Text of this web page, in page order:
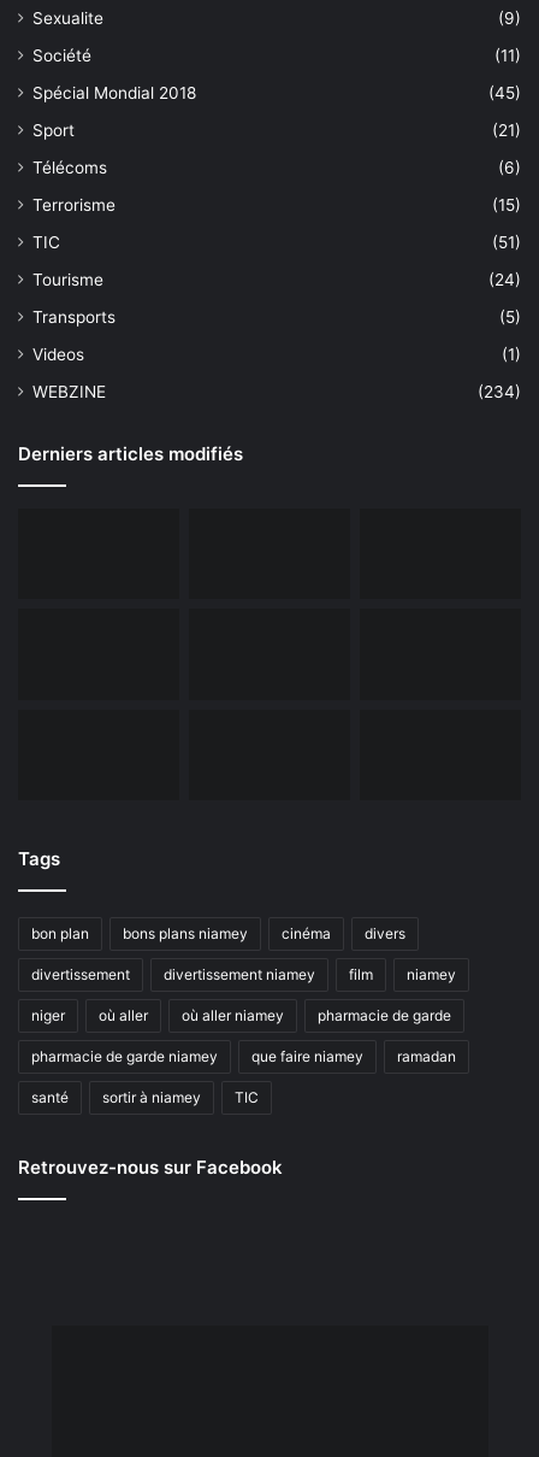
Sexualite
(9)
Société
(11)
Spécial Mondial 2018
(45)
Sport
(21)
Télécoms
(6)
Terrorisme
(15)
TIC
(51)
Tourisme
(24)
Transports
(5)
Videos
(1)
WEBZINE
(234)
Derniers articles modifiés
Tags
bon plan bons plans niamey cinéma divers
divertissement divertissement niamey film niamey
niger où aller où aller niamey pharmacie de garde
pharmacie de garde niamey que faire niamey ramadan
santé sortir à niamey TIC
Retrouvez-nous sur Facebook